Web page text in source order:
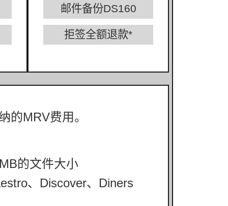
邮件备份DS160
拒签全额退款*
的MRV费用。
的文件大小
、Discover、Diners